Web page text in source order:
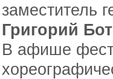
заместитель
Григорий
В афише